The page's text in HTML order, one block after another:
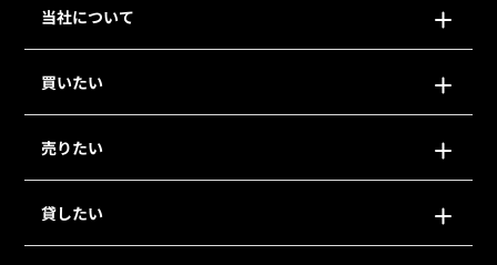
当社について
買いたい
売りたい
貸したい